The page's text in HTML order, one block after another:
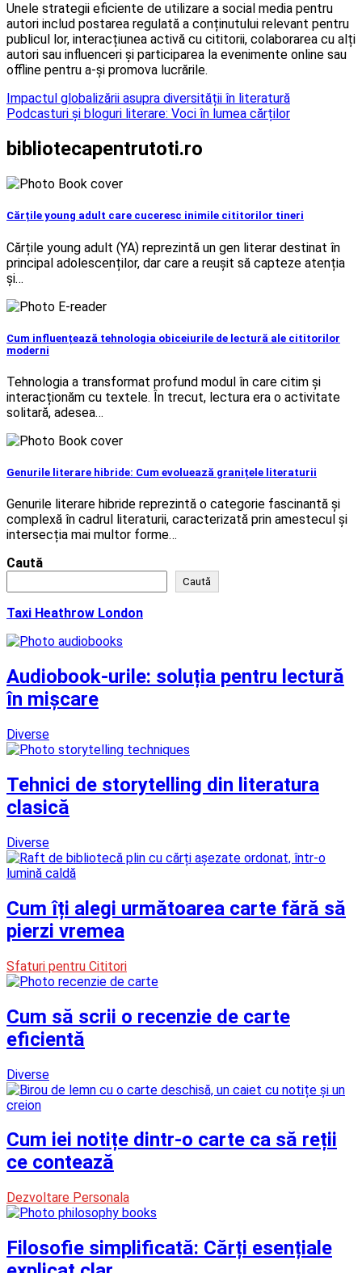
Unele strategii eficiente de utilizare a social media pentru
autori includ postarea regulată a conținutului relevant pentru
publicul lor, interacțiunea activă cu cititorii, colaborarea cu alți
autori sau influenceri și participarea la evenimente online sau
offline pentru a-și promova lucrările.
Navigare
în
articole
Impactul globalizării asupra diversității în literatură
Podcasturi și bloguri literare: Voci în lumea cărților
bibliotecapentrutoti.ro
Cărțile young adult care cuceresc inimile cititorilor tineri
Cărțile young adult (YA) reprezintă un gen literar destinat în
principal adolescenților, dar care a reușit să capteze atenția
și…
Cum influențează tehnologia obiceiurile de lectură ale cititorilor
moderni
Tehnologia a transformat profund modul în care citim și
interacționăm cu textele. În trecut, lectura era o activitate
solitară, adesea…
Genurile literare hibride: Cum evoluează granițele literaturii
Genurile literare hibride reprezintă o categorie fascinantă și
complexă în cadrul literaturii, caracterizată prin amestecul și
intersecția mai multor forme…
Caută
Caută
Taxi Heathrow London
Audiobook-urile: soluția pentru lectură
în mișcare
Diverse
Tehnici de storytelling din literatura
clasică
Diverse
Cum îți alegi următoarea carte fără să
pierzi vremea
Sfaturi pentru Cititori
Cum să scrii o recenzie de carte
eficientă
Diverse
Cum iei notițe dintr-o carte ca să reții
ce contează
Dezvoltare Personala
Filosofie simplificată: Cărți esențiale